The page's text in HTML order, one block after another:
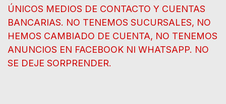
ÚNICOS MEDIOS DE CONTACTO Y CUENTAS
BANCARIAS. NO TENEMOS SUCURSALES, NO
HEMOS CAMBIADO DE CUENTA, NO TENEMOS
ANUNCIOS EN FACEBOOK NI WHATSAPP. NO
SE DEJE SORPRENDER.